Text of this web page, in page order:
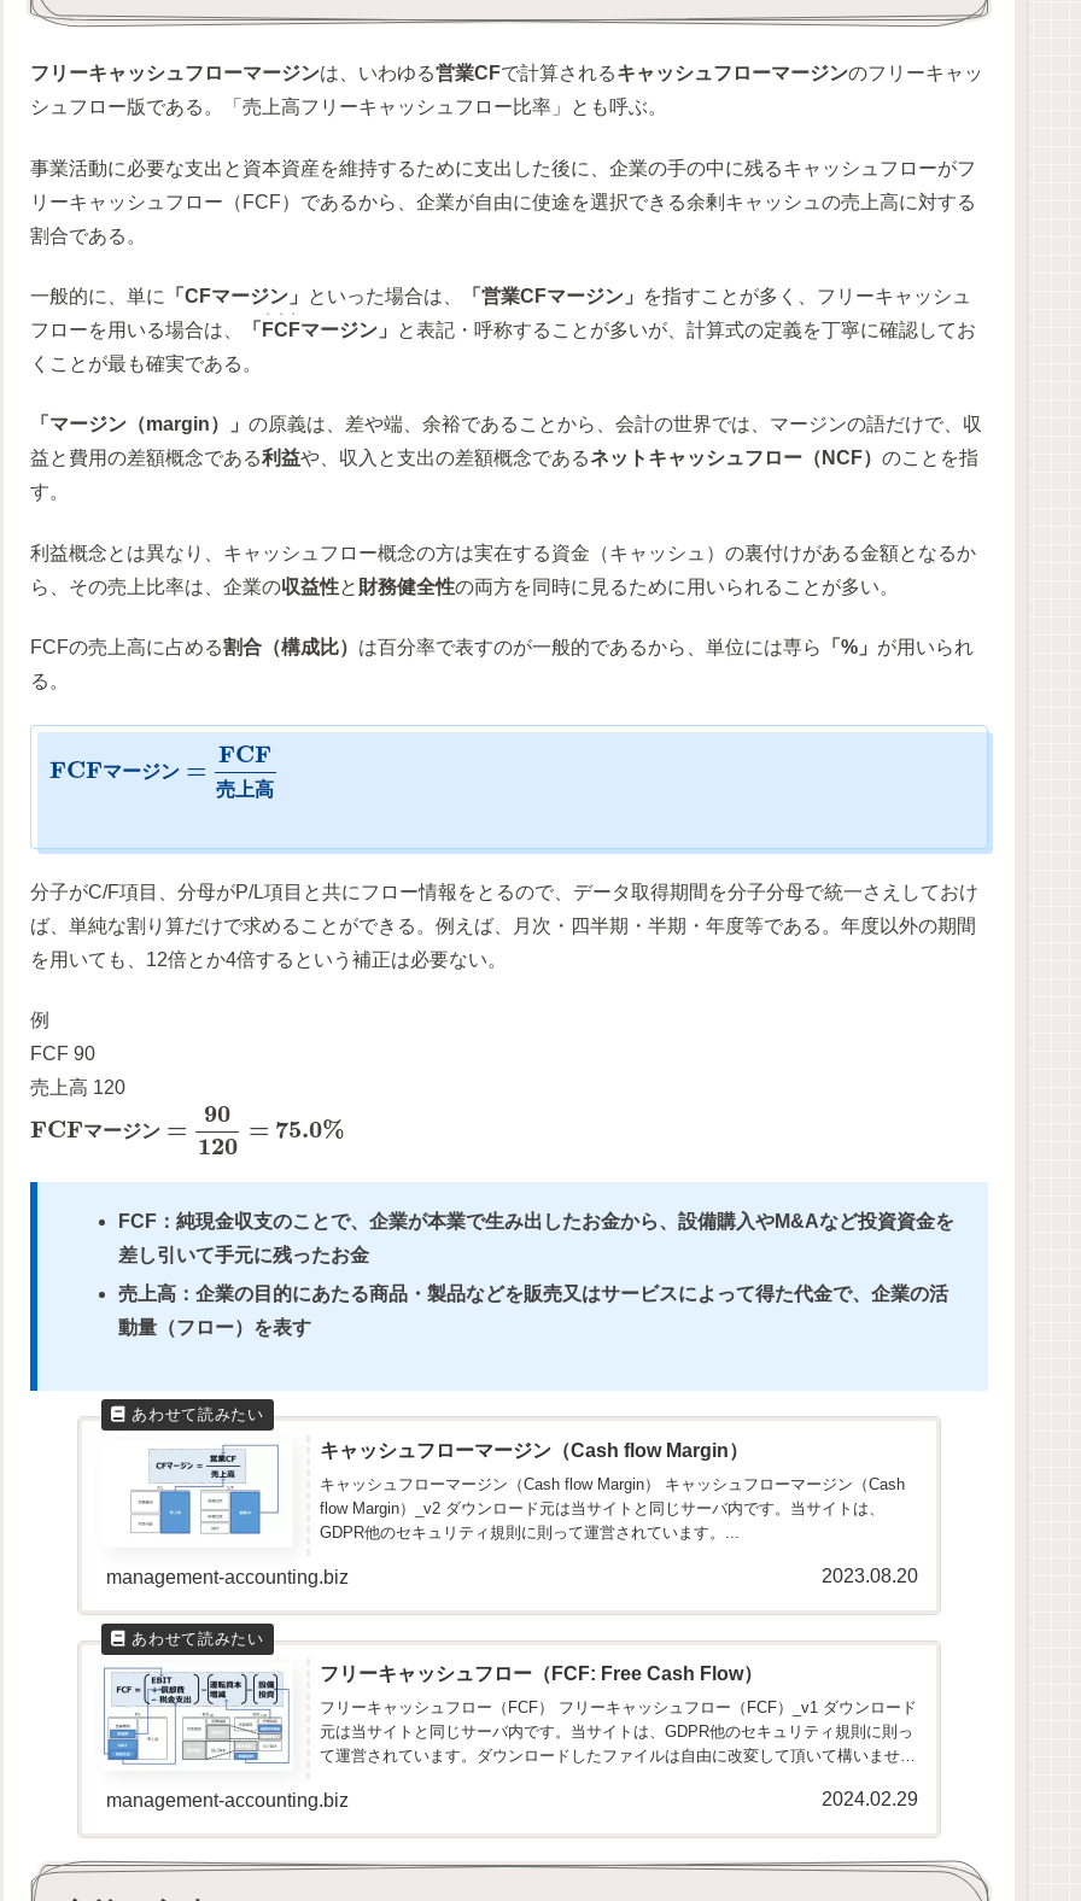
フリーキャッシュフローマージンは、いわゆる営業CFで計算されるキャッシュフローマージンのフリーキャッ
シュフロー版である。「売上高フリーキャッシュフロー比率」とも呼ぶ。
事業活動に必要な支出と資本資産を維持するために支出した後に、企業の手の中に残るキャッシュフローがフ
リーキャッシュフロー（FCF）であるから、企業が自由に使途を選択できる余剰キャッシュの売上高に対する
割合である。
一般的に、単に 「CFマージン」 といった場合は、 「営業CFマージン」
を指すことが多く、フリーキャッシュ
フローを用いる場合は、
「 FCF
・・・
マージン」
と表記・呼称することが多いが、計算式の定義を丁寧に確認してお
くことが最も確実である。
「マージン（margin）」 の原義は、差や端、余裕であることから、会計の世界では、マージンの語だけで、収
益と費用の差額概念である利益や、収入と支出の差額概念であるネットキャッシュフロー（NCF） のことを指
す。
利益概念とは異なり、キャッシュフロー概念の方は実在する資金（キャッシュ）の裏付けがある金額となるか
ら、その売上比率は、企業の収益性と 財務健全性の両方を同時に見るために用いられることが多い。
FCFの売上高に占める割合（構成比） は百分率で表すのが一般的であるから、単位には専ら 「%」 が用いられ
る。
FCFマージン =
FCF
売 上高
分子がC/F項目、分母がP/L項目と共にフロー情報をとるので、データ取得期間を分子分母で統一さえしておけ
ば、単純な割り算だけで求めることができる。例えば、月次・四半期・半期・年度等である。年度以外の期間
を用いても、12倍とか4倍するという補正は必要ない。
例
FCF 90
売上高 120
FCFマージン =
90
120
= 75.0%
FCF：純現金収支のことで、企業が本業で生み出したお金から、設備購入やM&Aなど投資資金を
差し引いて手元に残ったお金
売上高：企業の目的にあたる商品・製品などを販売又はサービスによって得た代金で、企業の活
動量（フロー）を表す
キャッシュフローマージン（Cash flow Margin）
キャッシュフローマージン（Cash flow Margin） キャッシュフローマージン（Cash
flow Margin）_v2 ダウンロード元は当サイトと同じサーバ内です。当サイトは、
GDPR他のセキュリティ規則に則って運営されています。...
management-accounting.biz 2023.08.20
フリーキャッシュフロー（FCF: Free Cash Flow）
フリーキャッシュフロー（FCF） フリーキャッシュフロー（FCF）_v1 ダウンロード
元は当サイトと同じサーバ内です。当サイトは、GDPR他のセキュリティ規則に則っ
て運営されています。ダウンロードしたファイルは自由に改変して頂いて構いませ
management-accounting.biz 2024.02.29